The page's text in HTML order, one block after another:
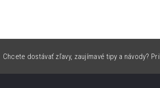
Chcete dostávať zľavy, zaujímavé tipy a návody?